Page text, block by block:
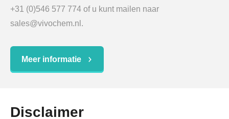
+31 (0)546 577 774 of u kunt mailen naar
sales@vivochem.nl.
Meer informatie
Disclaimer